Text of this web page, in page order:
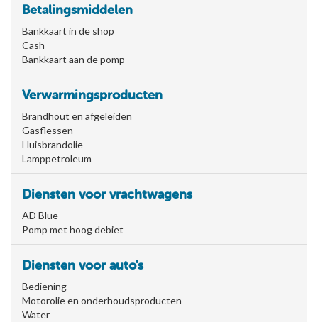
Betalingsmiddelen
Bankkaart in de shop
Cash
Bankkaart aan de pomp
Verwarmingsproducten
Brandhout en afgeleiden
Gasflessen
Huisbrandolie
Lamppetroleum
Diensten voor vrachtwagens
AD Blue
Pomp met hoog debiet
Diensten voor auto's
Bediening
Motorolie en onderhoudsproducten
Water